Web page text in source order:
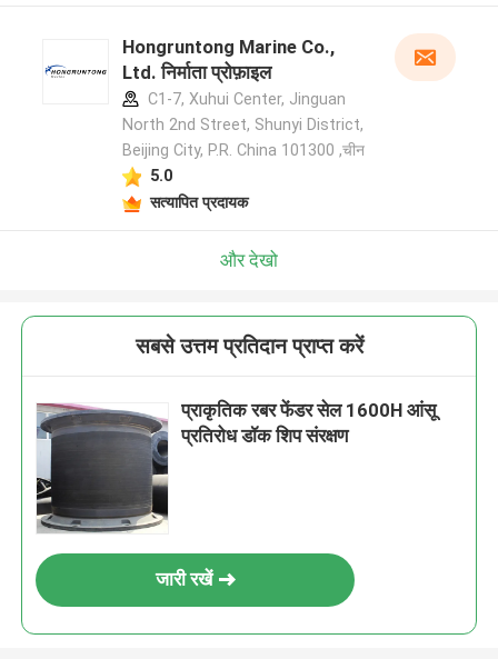
Hongruntong Marine Co.,
Ltd. निर्माता प्रोफ़ाइल
C1-7, Xuhui Center, Jinguan
North 2nd Street, Shunyi District,
Beijing City, P.R. China 101300 ,चीन
5.0
सत्यापित प्रदायक
और देखो
सबसे उत्तम प्रतिदान प्राप्त करें
प्राकृतिक रबर फेंडर सेल 1600H आंसू
प्रतिरोध डॉक शिप संरक्षण
जारी रखें